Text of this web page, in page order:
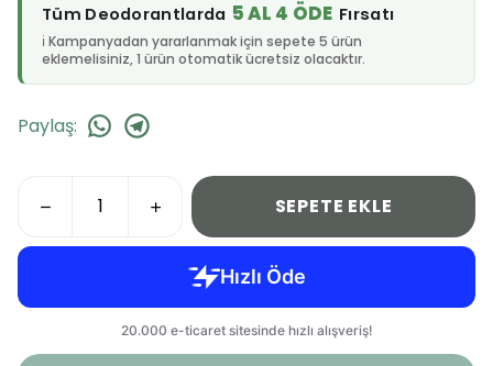
Tüm Deodorantlarda 5 AL 4 ÖDE Fırsatı
ℹ️ Kampanyadan yararlanmak için sepete 5 ürün
eklemelisiniz, 1 ürün otomatik ücretsiz olacaktır.
Paylaş:
SEPETE EKLE